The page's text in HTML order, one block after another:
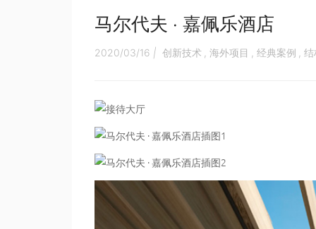
马尔代夫 · 嘉佩乐酒店
2020/03/16 | 创新技术 海外项目 经典案例 结